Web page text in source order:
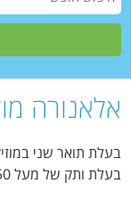
אלאנורה
בעלת תואר שני
בעלת ותק של מעל 50 שנה בחינוך ילדים וכמורה לפסנתר.